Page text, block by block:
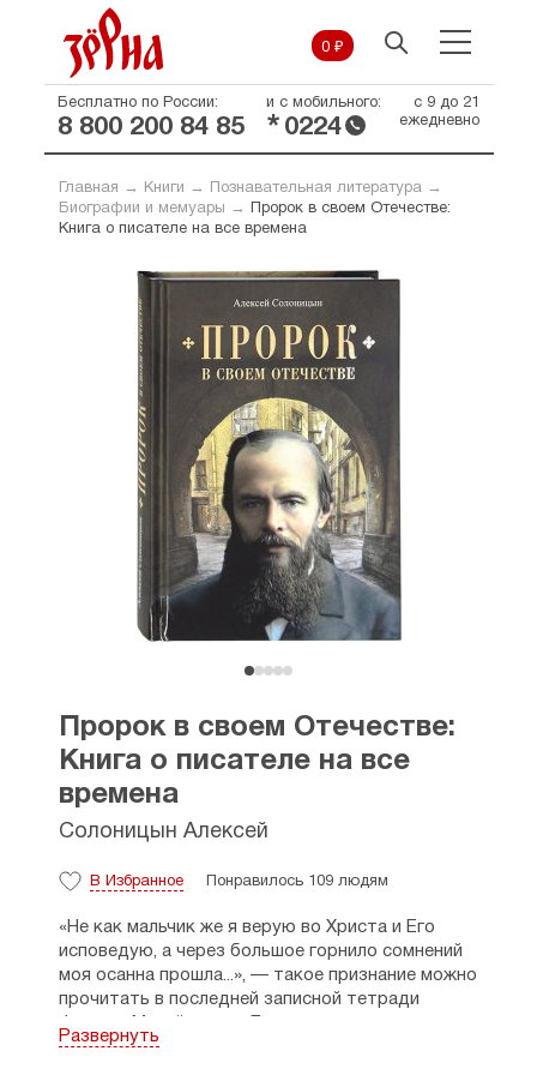
0 ₽
Бесплатно по России:
8 800 200 84 85
и с мобильного:
* 0224
с 9 до 21
ежедневно
Главная → Книги → Познавательная литература→
Биографии и мемуары →
Пророк в своем Отечестве:
Книга о писателе на все времена
Пророк в своем Отечестве:
Книга о писателе на все
времена
Солоницын Алексей
В Избранное Понравилось 109 людям
«Не как мальчик же я верую во Христа и Его
исповедую, а через большое горнило сомнений
моя осанна прошла...», — такое признание можно
прочитать в последней записной тетради
Не в этих ли словах его — ключ к пониманию
Развернуть